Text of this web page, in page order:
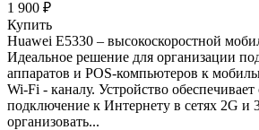
1 900 ₽
Купить
Huawei E5330 – высокоскоростной
Идеальное решение для организации
аппаратов и POS-компьютеров к
Wi-Fi - каналу. Устройство обеспечивает
подключение к Интернету в сетях 2G и
организовать...